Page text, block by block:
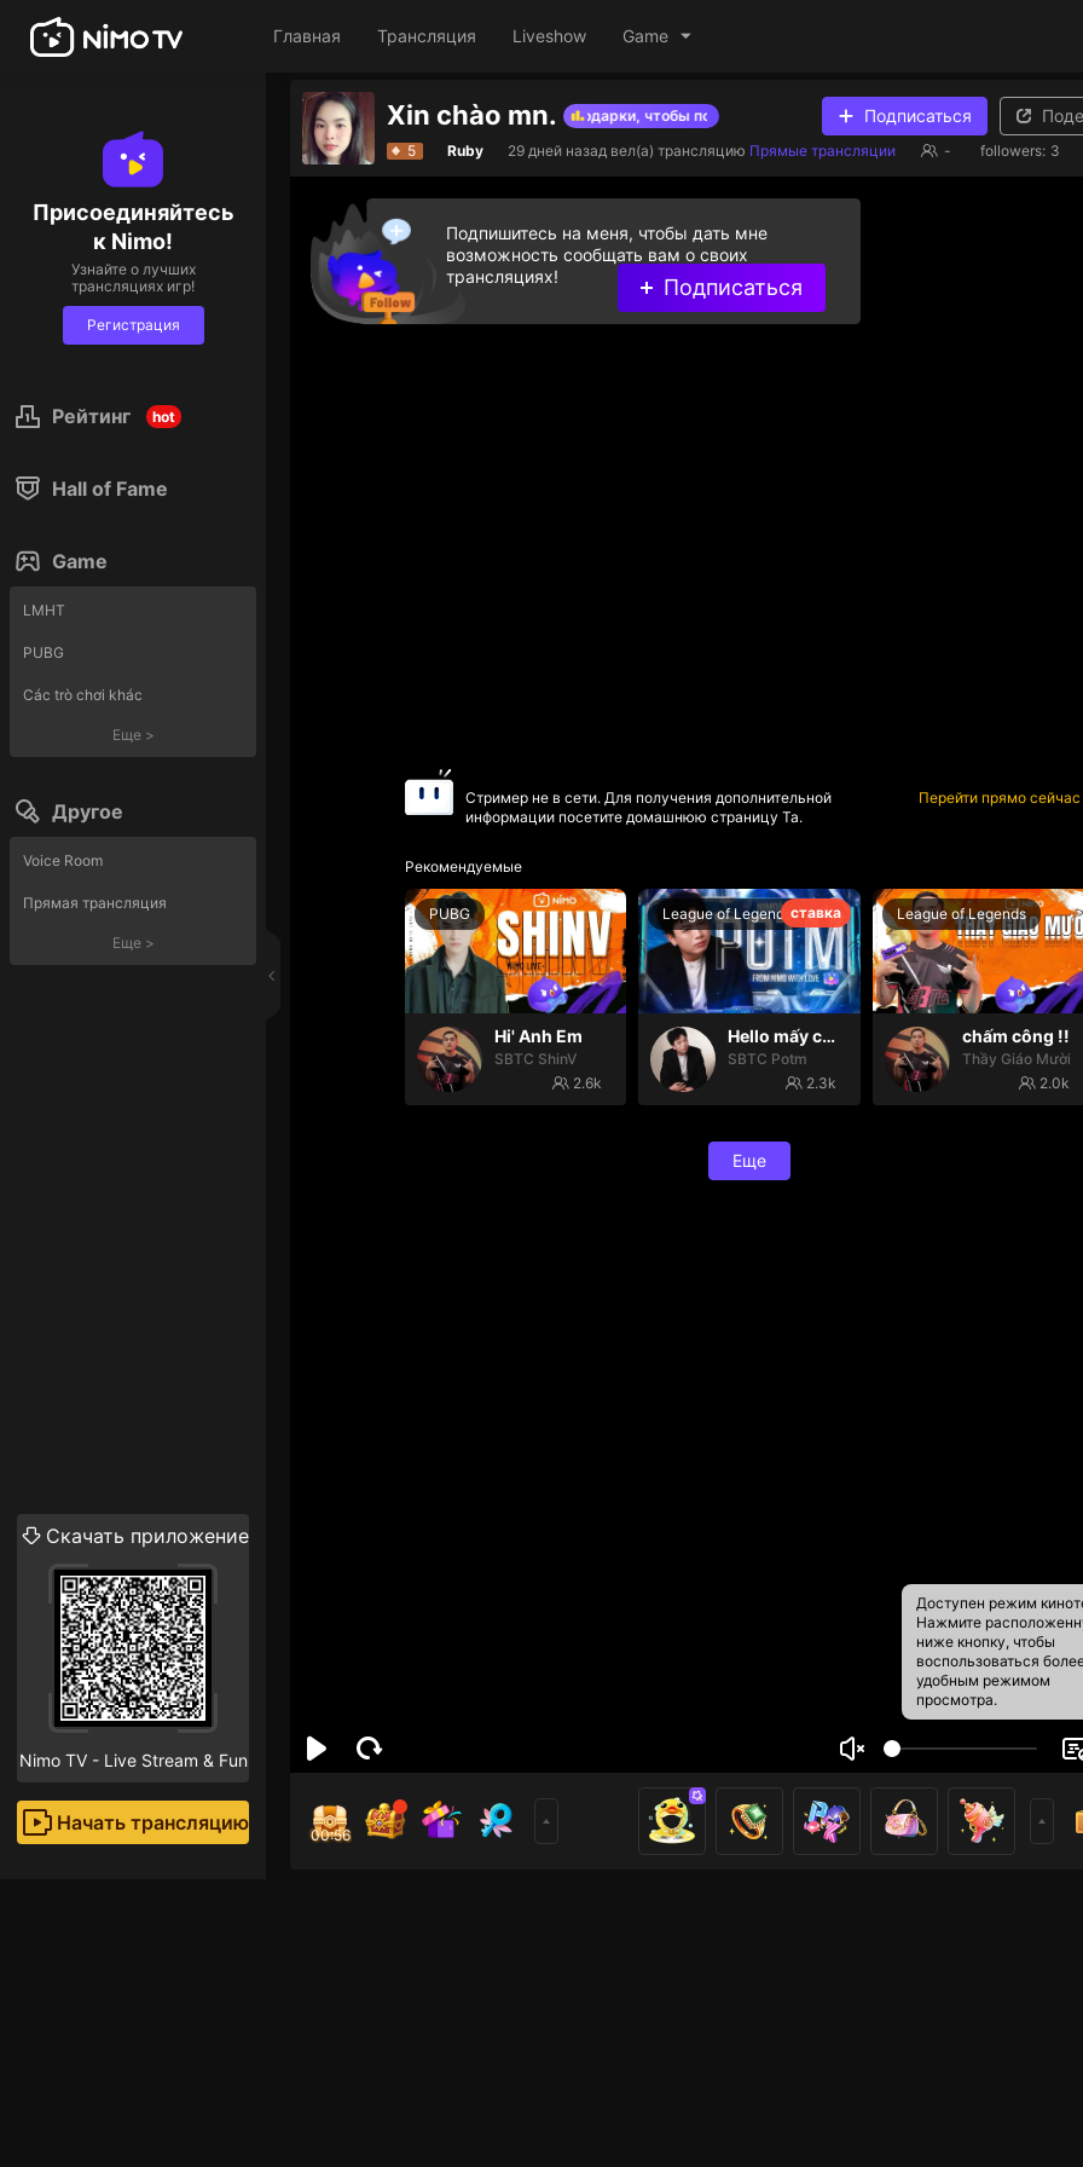
Главная Трансляция Liveshow Game
Присоединяйтесь
к Nimo!
Узнайте о лучших
трансляциях игр!
Регистрация
Рейтинг hot
Hall of Fame
Game
LMHT
PUBG
Các trò chơi khác
Еще>
Другое
Voice Room
Прямая трансляция
Еще>
Скачать приложение
Nimo TV - Live Stream & Fun
Начать трансляцию
Xin chào mn.
Дарите бриллиантовые подарки, чтобы помочь стримерам из списка Дарите
Подписаться
5 Ruby 29 дней назад вел(а) трансляцию Прямые трансляции - followers: 3
Доступен режим
Нажмите
ниже кнопку, чтобы
воспользоваться
удобным режимом
просмотра.
Стример не в сети. Для получения дополнительной
информации посетите домашнюю страницу Та.
Перейти прямо сейчас
Рекомендуемые
PUBG
Hi' Anh Em
SBTC ShinV
2.6k
ставка
League of Legends
Hello mấy cục Zàng nhaaa
SBTC Potm
2.3k
League of Legends
chấm công !!
Thầy Giáo Mười
2.0k
Еще
00:55
Подпишитесь на меня, чтобы дать мне
возможность сообщать вам о своих
трансляциях!
Подписаться